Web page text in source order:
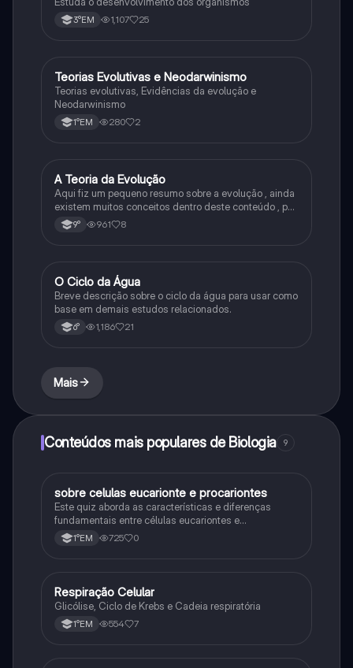
3°EM 1,107 25
TBiologia
Teorias Evolutivas e Neodarwinismo
Teorias evolutivas, Evidências da evolução e
Neodarwinismo
1°EM 280 2
ABiologia
A Teoria da Evolução
Aqui fiz um pequeno resumo sobre a evolução , ainda
existem muitos conceitos dentro deste conteúdo , por
isso sempre é bom procurar por mais fontes e
algumas questões para se resolver e fixar melhor.
9° 961 8
OQuímica
O Ciclo da Água
Breve descrição sobre o ciclo da água para usar como
base em demais estudos relacionados.
6° 1,186 21
Mais
Conteúdos mais populares de Biologia 9
Biologia
sobre celulas eucarionte e procariontes
Este quiz aborda as características e diferenças
fundamentais entre células eucariontes e
procariontes.
1°EM 725 0
RBiologia
Respiração Celular
Glicólise, Ciclo de Krebs e Cadeia respiratória
1°EM 554 7